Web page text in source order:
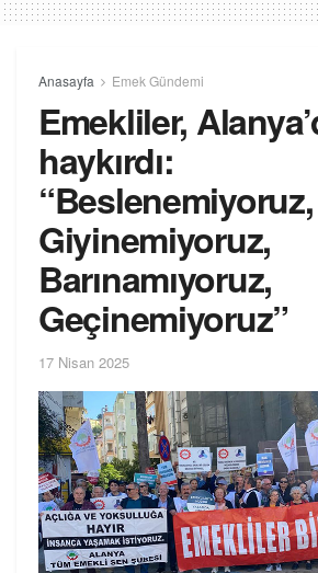
Anasayfa Emek Gündemi
Emekliler,
haykırdı:
“Beslenemiyoruz,
Giyinemiyoruz,
Barınamıyoruz,
Geçinemiyoruz”
17 Nisan 2025